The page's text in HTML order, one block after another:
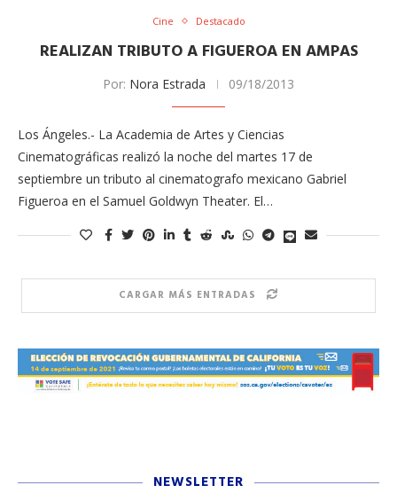
Cine Destacado
REALIZAN TRIBUTO A FIGUEROA EN AMPAS
Por: Nora Estrada 09/18/2013
Los Ángeles.- La Academia de Artes y Ciencias
Cinematográficas realizó la noche del martes 17 de
septiembre un tributo al cinematografo mexicano Gabriel
Figueroa en el Samuel Goldwyn Theater. El…
CARGAR MÁS ENTRADAS
NEWSLETTER